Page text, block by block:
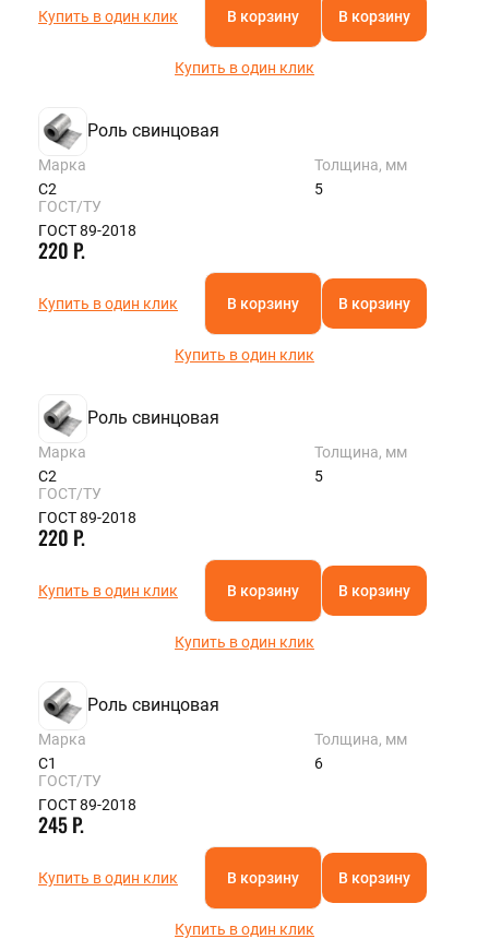
Купить в один клик В корзину В корзину
Купить в один клик
Роль свинцовая
Марка
С2
Толщина, мм
5
ГОСТ/ТУ
ГОСТ 89-2018
220 Р.
Купить в один клик В корзину В корзину
Купить в один клик
Роль свинцовая
Марка
С2
Толщина, мм
5
ГОСТ/ТУ
ГОСТ 89-2018
220 Р.
Купить в один клик В корзину В корзину
Купить в один клик
Роль свинцовая
Марка
С1
Толщина, мм
6
ГОСТ/ТУ
ГОСТ 89-2018
245 Р.
Купить в один клик В корзину В корзину
Купить в один клик